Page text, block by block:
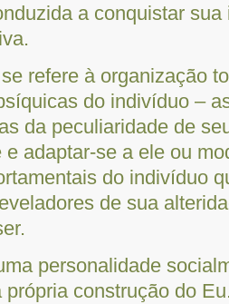
a conquistar
se refere à organização
do indivíduo –
da peculiaridade de
e adaptar-se a ele ou
do indivíduo
de sua
personalidade
própria construção do